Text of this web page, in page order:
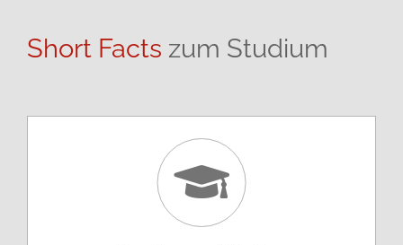
Short Facts zum Studium